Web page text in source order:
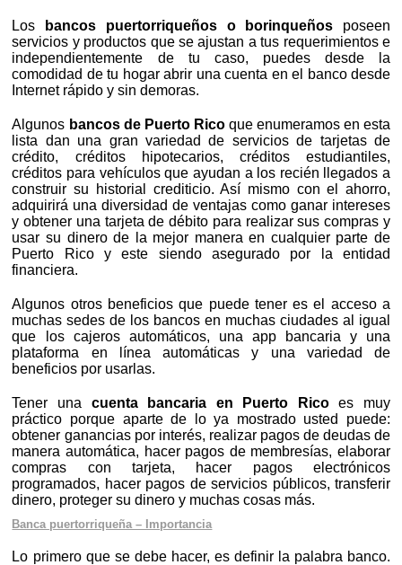
Los bancos puertorriqueños o borinqueños poseen
servicios y productos que se ajustan a tus requerimientos e
independientemente de tu caso, puedes desde la
comodidad de tu hogar abrir una cuenta en el banco desde
Internet rápido y sin demoras.
Algunos bancos de Puerto Ricoque enumeramos en esta
lista dan una gran variedad de servicios de tarjetas de
crédito, créditos hipotecarios, créditos estudiantiles,
créditos para vehículos que ayudan a los recién llegados a
construir su historial crediticio. Así mismo con el ahorro,
adquirirá una diversidad de ventajas como ganar intereses
y obtener una tarjeta de débito para realizar sus compras y
usar su dinero de la mejor manera en cualquier parte de
Puerto Rico y este siendo asegurado por la entidad
financiera.
Algunos otros beneficios que puede tener es el acceso a
muchas sedes de los bancos en muchas ciudades al igual
que los cajeros automáticos, una app bancaria y una
plataforma en línea automáticas y una variedad de
beneficios por usarlas.
Tener una cuenta bancaria en Puerto Ricoes muy
práctico porque aparte de lo ya mostrado usted puede:
obtener ganancias por interés, realizar pagos de deudas de
manera automática, hacer pagos de membresías, elaborar
compras con tarjeta, hacer pagos electrónicos
programados, hacer pagos de servicios públicos, transferir
dinero, proteger su dinero y muchas cosas más.
Banca puertorriqueña – Importancia
Lo primero que se debe hacer, es definir la palabra banco.